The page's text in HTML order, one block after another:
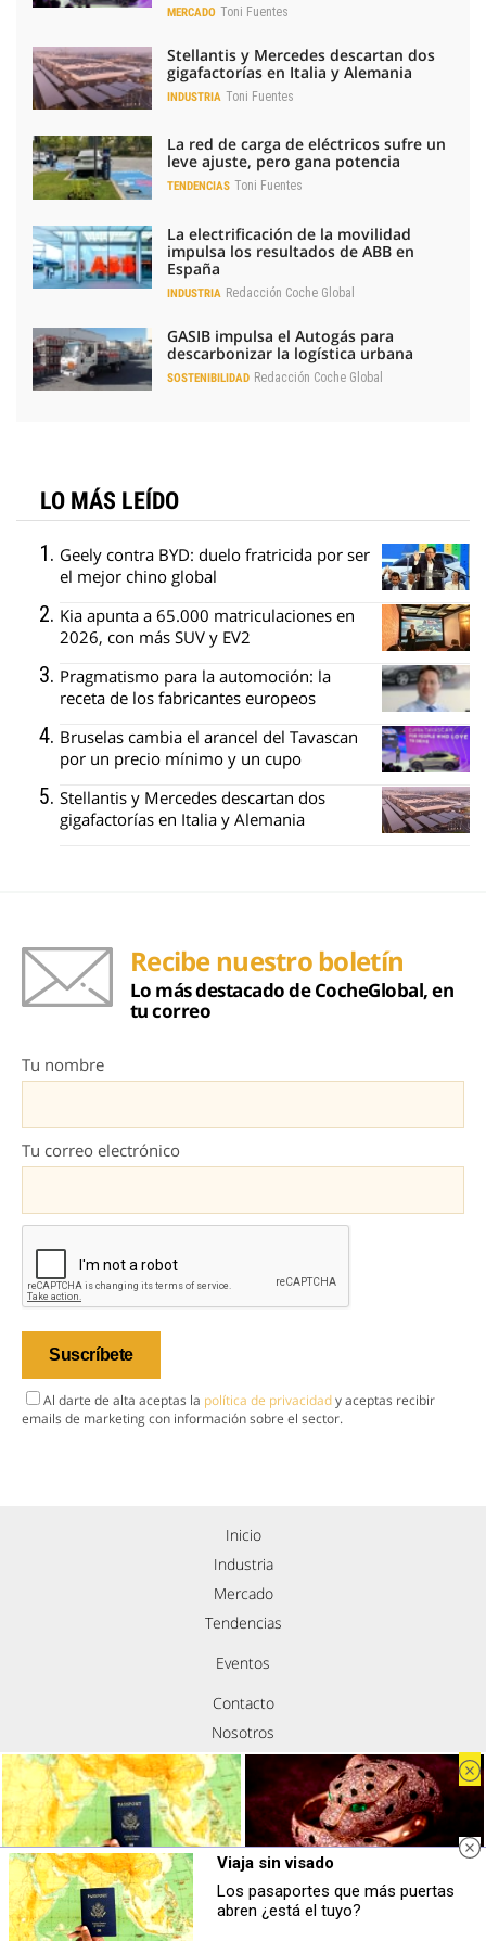
MERCADO Toni Fuentes
Stellantis y Mercedes descartan dos
gigafactorías en Italia y Alemania
INDUSTRIA Toni Fuentes
La red de carga de eléctricos sufre un
leve ajuste, pero gana potencia
TENDENCIAS Toni Fuentes
La electrificación de la movilidad
impulsa los resultados de ABB en
España
INDUSTRIA Redacción Coche Global
GASIB impulsa el Autogás para
descarbonizar la logística urbana
SOSTENIBILIDAD Redacción Coche Global
LO MÁS LEÍDO
Geely contra BYD: duelo fratricida por ser
el mejor chino global
Kia apunta a 65.000 matriculaciones en
2026, con más SUV y EV2
Pragmatismo para la automoción: la
receta de los fabricantes europeos
Bruselas cambia el arancel del Tavascan
por un precio mínimo y un cupo
Stellantis y Mercedes descartan dos
gigafactorías en Italia y Alemania
Recibe nuestro boletín
Lo más destacado de CocheGlobal, en
tu correo
Tu nombre
Tu correo electrónico
Al darte de alta aceptas la política de privacidady aceptas recibir
emails de marketing con información sobre el sector.
Inicio
Industria
Mercado
Tendencias
Eventos
Contacto
Nosotros
Política de privacidad
Aviso legal
Política de cookies
Síguenos
Viaja sin visado
Los pasaportes que más puertas
abren ¿está el tuyo?
Belleza indomable
El diamante que simboliza la
Viaja sin visado
Los pasaportes que más puertas
abren ¿está el tuyo?